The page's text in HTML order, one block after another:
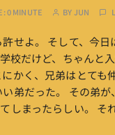
0 MINUTE BYJUN
せよ。 そして、今
校だけど、ちゃんと
かく、兄弟はとても
弟だった。 その弟
しまったらしい。